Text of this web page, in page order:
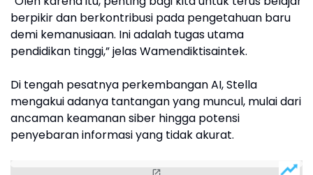
berpikir dan berkontribusi pada pengetahuan baru
demi kemanusiaan. Ini adalah tugas utama
pendidikan tinggi,” jelas Wamendiktisaintek.
Di tengah pesatnya perkembangan AI, Stella
mengakui adanya tantangan yang muncul, mulai dari
ancaman keamanan siber hingga potensi
penyebaran informasi yang tidak akurat.